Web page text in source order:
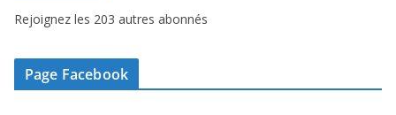
e
-
m
Rejoignez les 203 autres abonnés
Page Facebook